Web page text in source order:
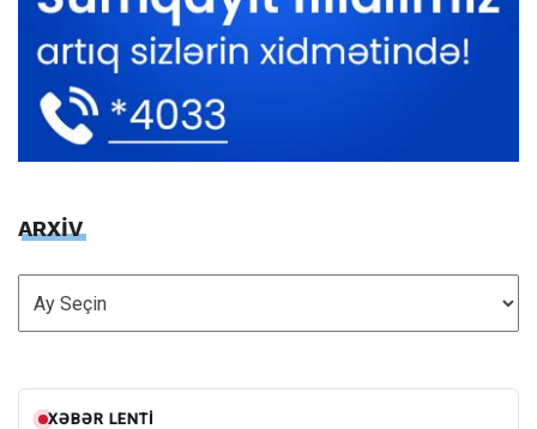
ARXİV
ARXİV
XƏBƏR LENTI